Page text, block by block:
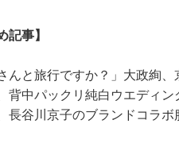
記事】
んと旅行ですか？」大政絢
背中パックリ純白ウエディ
長谷川京子のブランドコラ